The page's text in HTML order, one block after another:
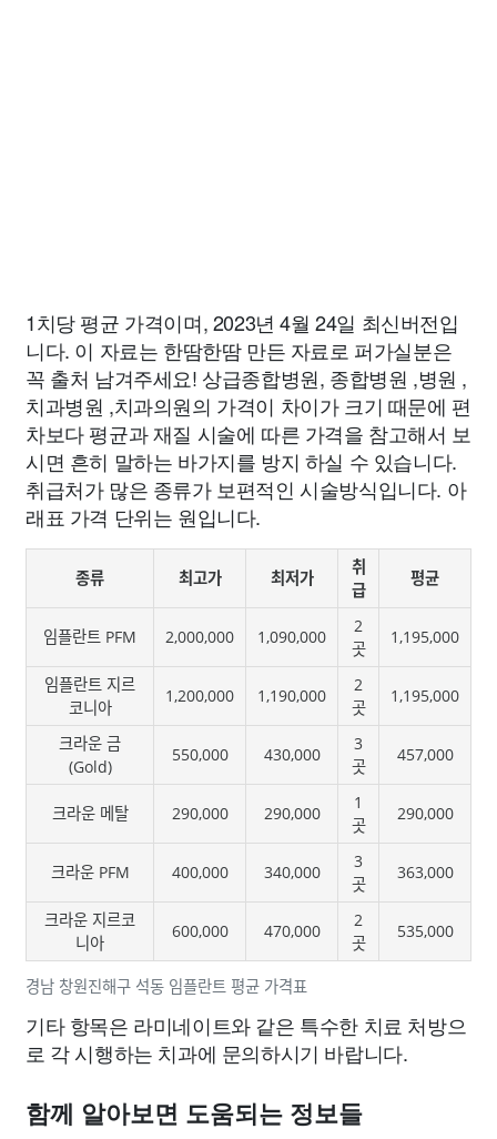
1치당 평균 가격이며, 2023년 4월 24일 최신버전입
니다. 이 자료는 한땀한땀 만든 자료로 퍼가실분은
꼭 출처 남겨주세요! 상급종합병원, 종합병원 ,병원 ,
치과병원 ,치과의원의 가격이 차이가 크기 때문에 편
차보다 평균과 재질 시술에 따른 가격을 참고해서 보
시면 흔히 말하는 바가지를 방지 하실 수 있습니다.
취급처가 많은 종류가 보편적인 시술방식입니다. 아
래표 가격 단위는 원입니다.
경남 창원진해구 석동 임플란트 평균 가격표
종류 최고가 최저가
취
급
평균
임플란트 PFM 2,000,000 1,090,000
2
곳
1,195,000
임플란트 지르
코니아
1,200,000 1,190,000
2
곳
1,195,000
크라운 금
(Gold)
550,000 430,000
3
곳
457,000
크라운 메탈 290,000 290,000
1
곳
290,000
크라운 PFM 400,000 340,000
3
곳
363,000
크라운 지르코
니아
600,000 470,000
2
곳
535,000
기타 항목은 라미네이트와 같은 특수한 치료 처방으
로 각 시행하는 치과에 문의하시기 바랍니다.
함께 알아보면 도움되는 정보들